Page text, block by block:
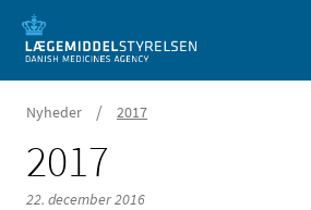
Nyheder / 2017
2017
22. december 2016